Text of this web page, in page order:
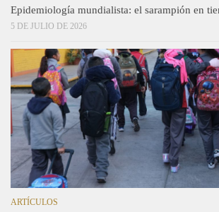
Epidemiología mundialista: el sarampión en
5 DE JULIO DE 2026
ARTÍCULOS